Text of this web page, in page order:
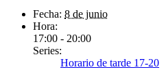
Fecha: 8 de junio
Hora:
17:00 - 20:00
Series:
Horario de tarde 17-20